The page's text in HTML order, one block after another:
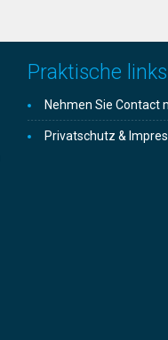
Praktische links
Nehmen Sie Contact
Privatschutz &